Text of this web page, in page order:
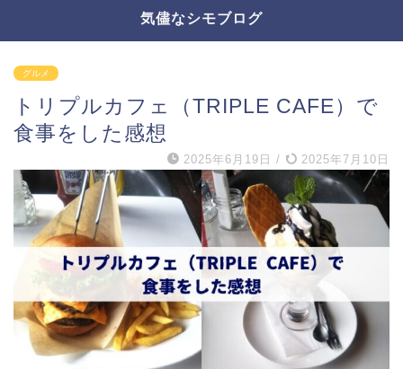
気儘なシモブログ
グルメ
トリプルカフェ（TRIPLE CAFE）で
食事をした感想
2025年6月19日 / 2025年7月10日